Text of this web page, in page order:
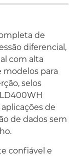
de
diferencial,
com alta
modelos para
selos
de
de dados sem
confiável e